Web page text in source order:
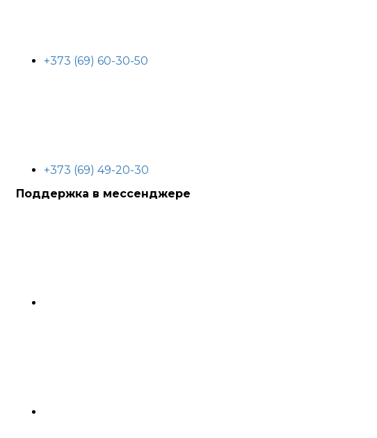
+373 (69) 60-30-50
+373 (69) 49-20-30
Поддержка в мессенджере